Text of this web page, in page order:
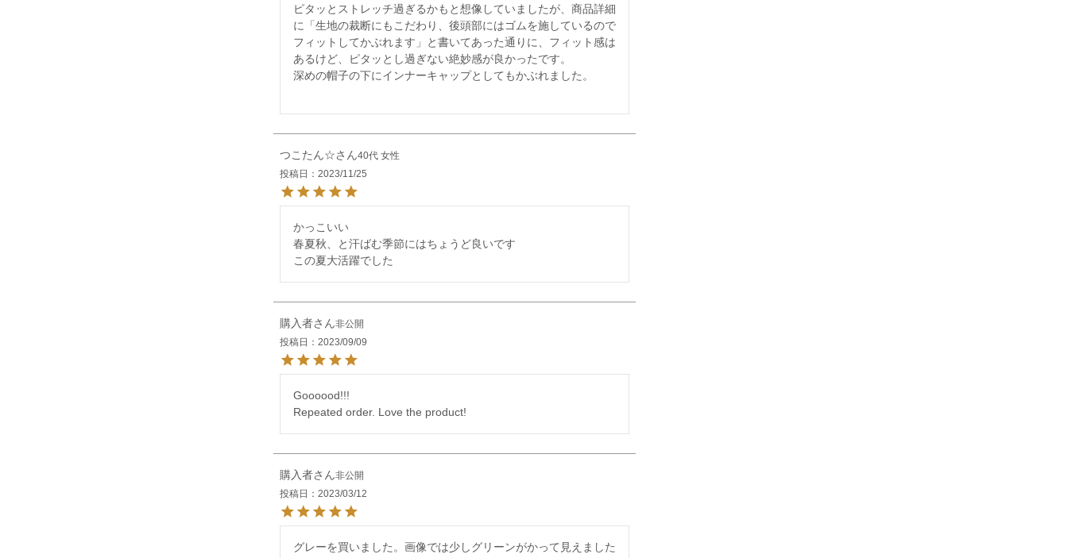
ピタッとストレッチ過ぎるかもと想像していましたが、商品詳細
に「生地の裁断にもこだわり、後頭部にはゴムを施しているので
フィットしてかぶれます」と書いてあった通りに、フィット感は
あるけど、ピタッとし過ぎない絶妙感が良かったです。
深めの帽子の下にインナーキャップとしてもかぶれました。
つこたん☆ 40代 女性
投稿日
2023/11/25
かっこいい
春夏秋、と汗ばむ季節にはちょうど良いです
この夏大活躍でした
購入者
非公開
投稿日
2023/09/09
Goooood!!!
Repeated order. Love the product!
購入者
非公開
投稿日
2023/03/12
グレーを買いました。画像では少しグリーンがかって見えました